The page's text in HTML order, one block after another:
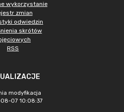
wykorzystanie
zmian
odwiedzin
skrótów
RSS
modyfikacja
07 10:08:37